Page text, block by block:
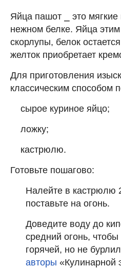
Яйца пашот ⎯ это
нежном белке. Яйца
скорлупы, белок
желток приобретает
Для приготовления
классическим способом
сырое куриное яйцо;
ложку;
кастрюлю.
Готовьте пошагово:
Налейте в кастрюлю
поставьте на огонь.
Доведите воду до
средний огонь,
горячей, но не
авторы «Кулинарной